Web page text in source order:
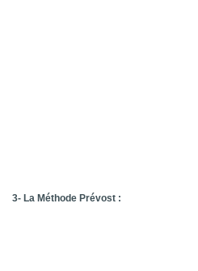
3- La Méthode Prévost :